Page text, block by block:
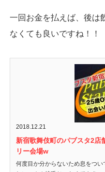
一回お金を払えば、後は
なくても良いですね！！
2018.12.21
新宿歌舞伎町のパブスタ2店
リー会場w
何度目か分からないため息をつ